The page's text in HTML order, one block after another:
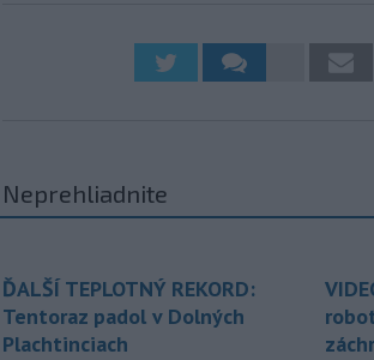
Neprehliadnite
ĎALŠÍ TEPLOTNÝ REKORD:
Tentoraz padol v Dolných
Plachtinciach